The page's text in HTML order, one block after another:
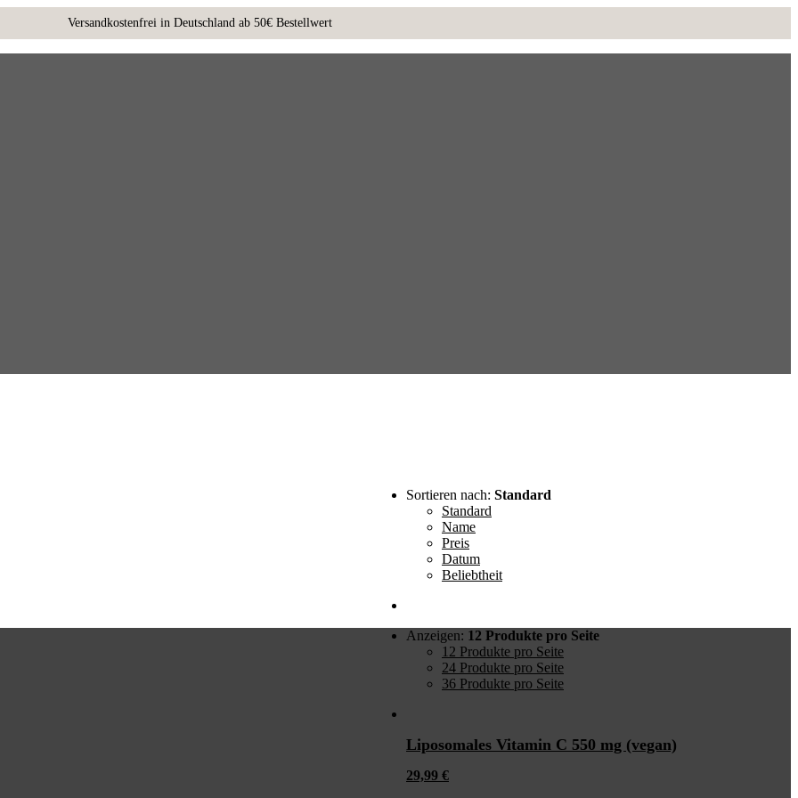
Sortieren nach: Standard
Standard
Name
Preis
Datum
Beliebtheit
Anzeigen: 12 Produkte pro Seite
12 Produkte pro Seite
24 Produkte pro Seite
36 Produkte pro Seite
Liposomales Vitamin C 550 mg (vegan)
29,99 €